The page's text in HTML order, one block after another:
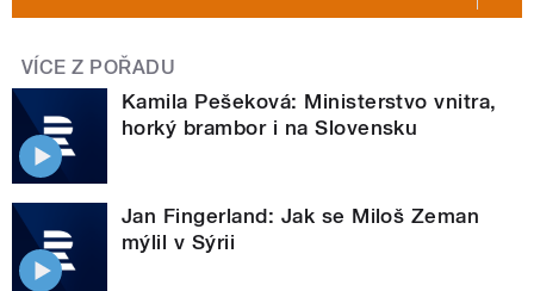
VÍCE Z POŘADU
Kamila Pešeková: Ministerstvo vnitra,
horký brambor i na Slovensku
Jan Fingerland: Jak se Miloš Zeman
mýlil v Sýrii